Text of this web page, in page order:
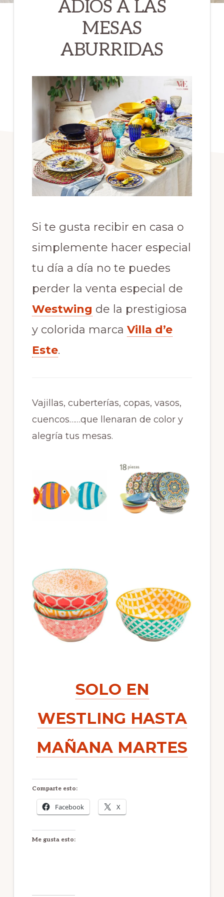
ADIOS A LAS
MESAS
ABURRIDAS
Si te gusta recibir en casa o
simplemente hacer especial
tu día a día no te puedes
perder la venta especial de
Westwing de la prestigiosa
y colorida marca Villa d’e
Este.
Vajillas, cuberterías, copas, vasos,
cuencos……que llenaran de color y
alegría tus mesas.
SOLO EN
WESTLING HASTA
MAÑANA MARTES
Comparte esto:
Facebook X
Me gusta esto: